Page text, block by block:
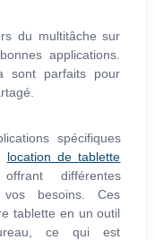
du multitâche sur
applications.
sont parfaits pour
spécifiques
location de tablette
différentes
besoins. Ces
tablette en un outil
ce qui est